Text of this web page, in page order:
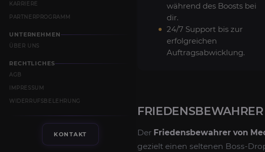
KARRIERE
PARTNERPROGRAMM
UNTERNEHMEN
ÜBER UNS
RECHTLICHES
AGB
IMPRESSUM
WIDERRUFSBELEHRUNG
KONTAKT
während des Boosts bei
dir.
24/7 Support bis zur
erfolgreichen
Auftragsabwicklung.
Der Friedensbewahrer von
gezielt einen seltenen Boss-